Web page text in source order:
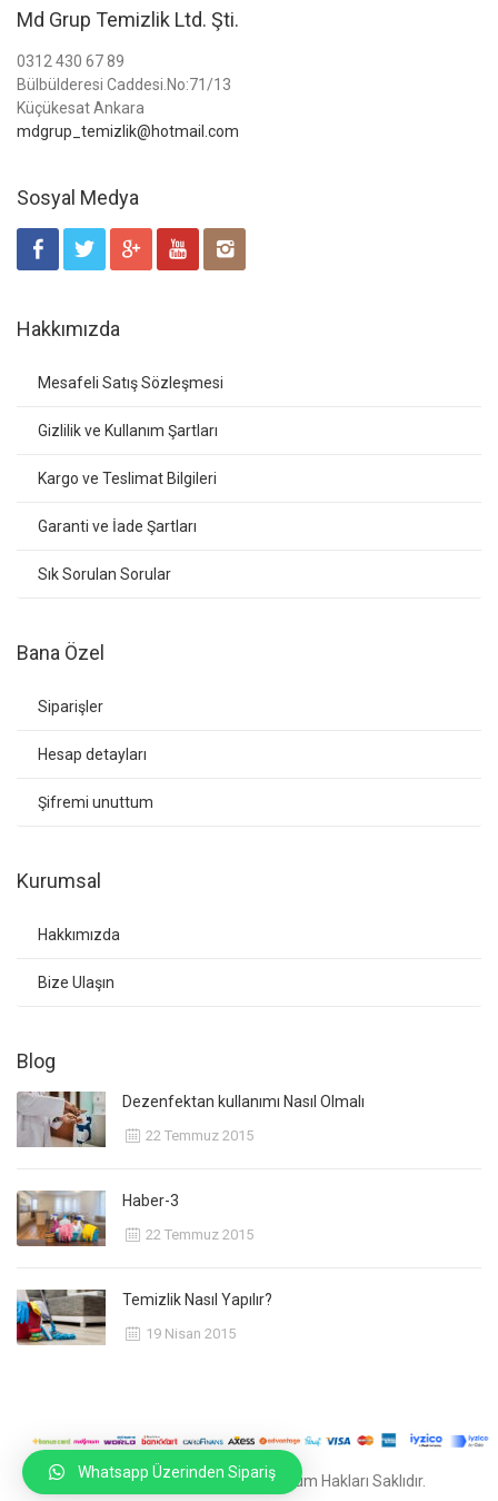
Md Grup Temizlik Ltd. Şti.
0312 430 67 89
Bülbülderesi Caddesi.No:71/13
Küçükesat Ankara
mdgrup_temizlik@hotmail.com
Sosyal Medya
Hakkımızda
Mesafeli Satış Sözleşmesi
Gizlilik ve Kullanım Şartları
Kargo ve Teslimat Bilgileri
Garanti ve İade Şartları
Sık Sorulan Sorular
Bana Özel
Siparişler
Hesap detayları
Şifremi unuttum
Kurumsal
Hakkımızda
Bize Ulaşın
Blog
Dezenfektan kullanımı Nasıl Olmalı
22 Temmuz 2015
Haber-3
22 Temmuz 2015
Temizlik Nasıl Yapılır?
19 Nisan 2015
© 2020Ankara Reklam Ajansı Tüm Hakları Saklıdır.
Whatsapp Üzerinden Sipariş